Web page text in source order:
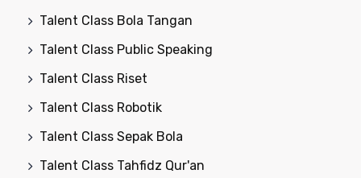
Talent Class Bola Tangan
Talent Class Public Speaking
Talent Class Riset
Talent Class Robotik
Talent Class Sepak Bola
Talent Class Tahfidz Qur'an